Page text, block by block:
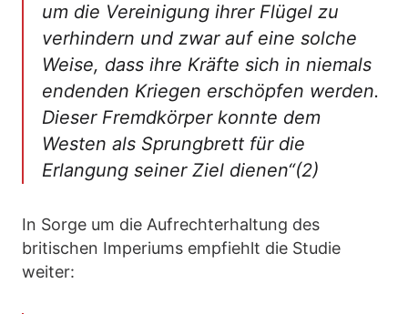
um die Vereinigung ihrer Flügel zu
verhindern und zwar auf eine solche
Weise, dass ihre Kräfte sich in niemals
endenden Kriegen erschöpfen werden.
Dieser Fremdkörper konnte dem
Westen als Sprungbrett für die
Erlangung seiner Ziel dienen“(2)
In Sorge um die Aufrechterhaltung des
britischen Imperiums empfiehlt die Studie
weiter: